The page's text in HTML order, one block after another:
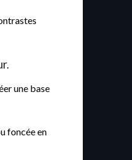
une base
foncée en